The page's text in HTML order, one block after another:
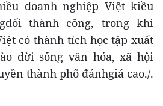
doanh nghiệp Việt kiều
thành công, trong khi
có thành tích học tập xuất
đời sống văn hóa, xã hội
thành phố đánhgiá cao./.